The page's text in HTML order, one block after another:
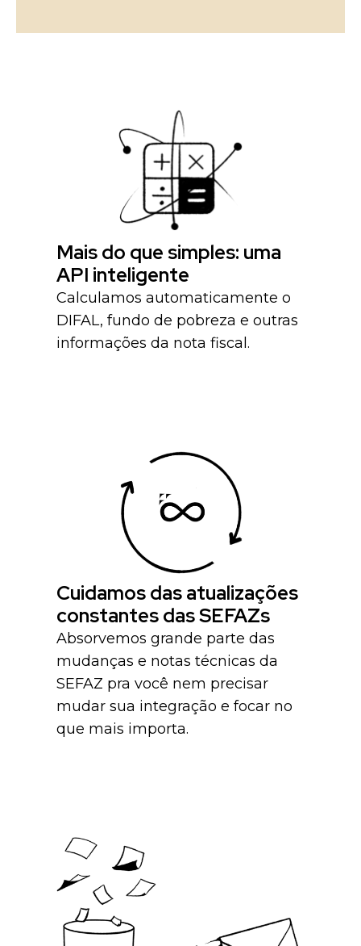
Mais do que simples: uma
API inteligente
Calculamos automaticamente o
DIFAL, fundo de pobreza e outras
informações da nota fiscal.
Cuidamos das atualizações
constantes das SEFAZs
Absorvemos grande parte das
mudanças e notas técnicas da
SEFAZ pra você nem precisar
mudar sua integração e focar no
que mais importa.